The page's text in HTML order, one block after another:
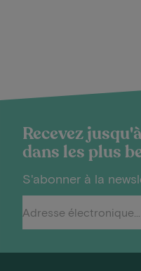
Recevez
dans les plus
S'abonner à la